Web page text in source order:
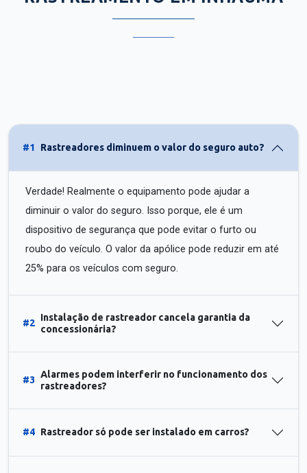
#1 Rastreadores diminuem o valor do seguro auto?
Verdade! Realmente o equipamento pode ajudar a
diminuir o valor do seguro. Isso porque, ele é um
dispositivo de segurança que pode evitar o furto ou
roubo do veículo. O valor da apólice pode reduzir em até
25% para os veículos com seguro.
#2
Instalação de rastreador cancela garantia da
concessionária?
#3
Alarmes podem interferir no funcionamento dos
rastreadores?
#4 Rastreador só pode ser instalado em carros?